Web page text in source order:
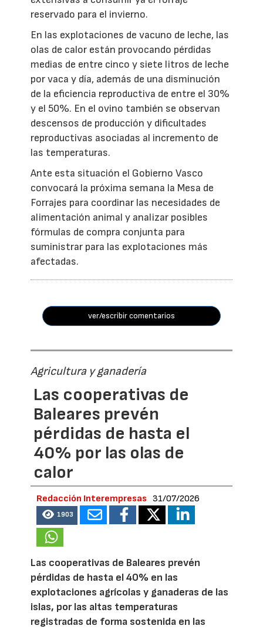
reservado para el invierno.
En las explotaciones de vacuno de leche, las
olas de calor están provocando pérdidas
medias de entre cinco y siete litros de leche
por vaca y día, además de una disminución
de la eficiencia reproductiva de entre el 30%
y el 50%. En el ovino también se observan
descensos de producción y dificultades
reproductivas asociadas al incremento de
las temperaturas.
Ante esta situación el Gobierno Vasco
convocará la próxima semana la Mesa de
Forrajes para coordinar las necesidades de
alimentación animal y analizar posibles
fórmulas de compra conjunta para
suministrar para las explotaciones más
afectadas.
ver/escribir comentarios
Agricultura y ganadería
Las cooperativas de
Baleares prevén
pérdidas de hasta el
40% por las olas de
calor
Redacción Interempresas 31/07/2026
1903
Las cooperativas de Baleares prevén
pérdidas de hasta el 40% en las
explotaciones agrícolas y ganaderas de las
islas, por las altas temperaturas
registradas de forma sostenida en las